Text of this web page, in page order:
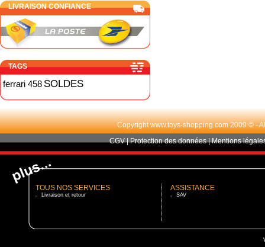
LIVRAISON CONFIANCE
TAGS
ferrari 458 SOLDES
Copyright www.toys-shopping.com 2009 © -
CGV|Protection des données|Mentions
TOUS NOS SERVICES
Livraison et retour
ASSISTANCE
SAV